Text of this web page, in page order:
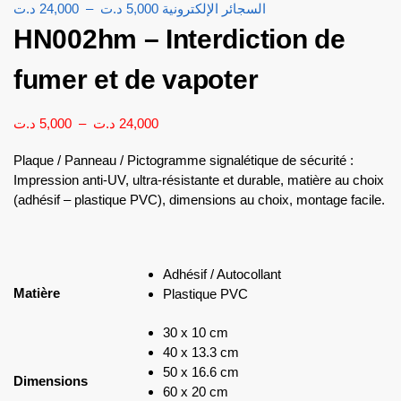
السجائر الإلكترونية 5,000 د.ت –
24,000 د.ت
HN002hm – Interdiction de
fumer et de vapoter
5,000 د.ت – 24,000 د.ت
Plaque / Panneau / Pictogramme signalétique de sécurité :
Impression anti-UV, ultra-résistante et durable, matière au choix
(adhésif – plastique PVC), dimensions au choix, montage facile.
Matière
Adhésif / Autocollant
Plastique PVC
Dimensions
30 x 10 cm
40 x 13.3 cm
50 x 16.6 cm
60 x 20 cm